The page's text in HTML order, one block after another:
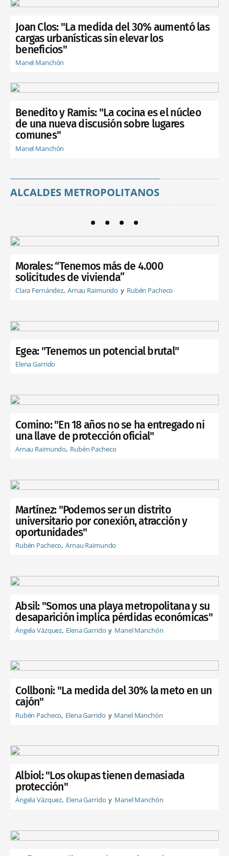
Joan Clos: "La medida del 30% aumentó las
cargas urbanísticas sin elevar los
beneficios"
Manel Manchón
Benedito y Ramis: "La cocina es el núcleo
de una nueva discusión sobre lugares
comunes"
Manel Manchón
ALCALDES METROPOLITANOS
Morales: “Tenemos más de 4.000
solicitudes de vivienda”
Clara Fernández Arnau Raimundo Rubén Pacheco
Egea: "Tenemos un potencial brutal"
Elena Garrido
Comino: "En 18 años no se ha entregado ni
una llave de protección oficial"
Arnau Raimundo Rubén Pacheco
Martínez: "Podemos ser un distrito
universitario por conexión, atracción y
oportunidades"
Rubén Pacheco Arnau Raimundo
Absil: "Somos una playa metropolitana y su
desaparición implica pérdidas económicas"
Ángela Vázquez Elena Garrido Manel Manchón
Collboni: "La medida del 30% la meto en un
cajón"
Rubén Pacheco Elena Garrido Manel Manchón
Albiol: "Los okupas tienen demasiada
protección"
Ángela Vázquez Elena Garrido Manel Manchón